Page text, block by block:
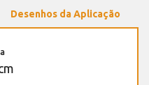
Desenhos da Aplicação